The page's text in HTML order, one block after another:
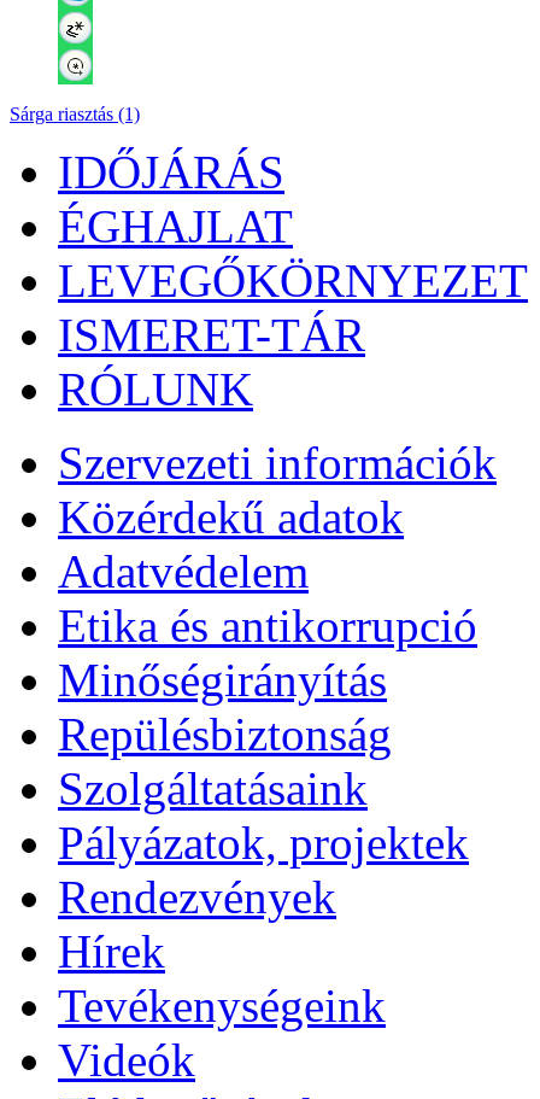
Sárga riasztás (1)
IDŐJÁRÁS
ÉGHAJLAT
LEVEGŐKÖRNYEZET
ISMERET-TÁR
RÓLUNK
Szervezeti információk
Közérdekű adatok
Adatvédelem
Etika és antikorrupció
Minőségirányítás
Repülésbiztonság
Szolgáltatásaink
Pályázatok, projektek
Rendezvények
Hírek
Tevékenységeink
Videók